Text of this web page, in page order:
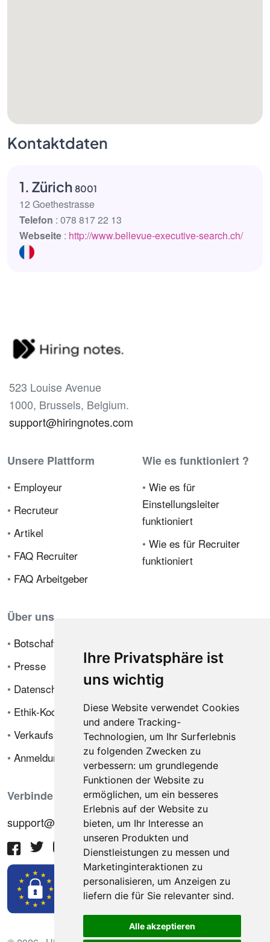
Ihre Privatsphäre ist
uns wichtig
Diese Website verwendet Cookies
und andere Tracking-
Technologien, um Ihr Surferlebnis
zu folgenden Zwecken zu
verbessern: um grundlegende
Funktionen der Website zu
ermöglichen, um ein besseres
Erlebnis auf der Website zu
bieten, um Ihr Interesse an
unseren Produkten und
Dienstleistungen zu messen und
Marketinginteraktionen zu
personalisieren, um Anzeigen zu
liefern die für Sie relevanter sind.
Alle akzeptieren
Kontaktdaten
1. Zürich 8001
12 Goethestrasse
Telefon : 078 817 22 13
Webseite : http://www.bellevue-executive-search.ch/
523 Louise Avenue
1000, Brussels, Belgium.
support@hiringnotes.com
Unsere Plattform
• Employeur
• Recruteur
• Artikel
• FAQ Recruiter
• FAQ Arbeitgeber
Wie es funktioniert ?
• Wie es für
Einstellungsleiter
funktioniert
• Wie es für Recruiter
funktioniert
Über uns
• Botschafterprogramm
• Presse
• Datenschutzrichtlinie
• Ethik-Kodex
• Verkaufsbedingungen
• Anmeldung
Verbinde dich mit uns
support@hiringnotes.com